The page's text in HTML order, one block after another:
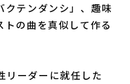
よくある質問
クテンダンシ」、趣味
の曲を真似して作る
ーダーに就任した